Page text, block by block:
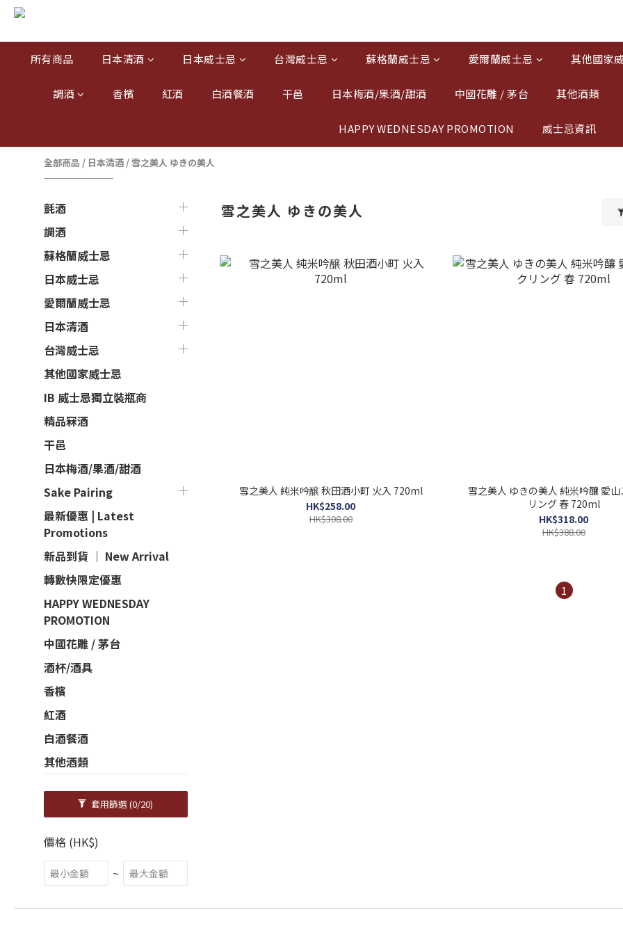
所有商品 日本清酒 日本威士忌 台灣威士忌 蘇格蘭威士忌 愛爾蘭威士忌 其他國家
調酒 香檳 紅酒 白酒餐酒 干邑 日本梅酒/果酒/甜酒 中國花雕 / 茅台 其他酒類
HAPPY WEDNESDAY PROMOTION 威士忌資訊
全部商品 / 日本清酒 /雪之美人 ゆきの美人
氈酒
調酒
蘇格蘭威士忌
日本威士忌
愛爾蘭威士忌
日本清酒
台灣威士忌
其他國家威士忌
IB 威士忌獨立裝瓶商
精品冧酒
干邑
日本梅酒/果酒/甜酒
Sake Pairing
最新優惠 | Latest
Promotions
新品到貨 ｜ New Arrival
轉數快限定優惠
HAPPY WEDNESDAY
PROMOTION
中國花雕 / 茅台
酒杯/酒具
香檳
紅酒
白酒餐酒
其他酒類
套用篩選(0/20)
價格 (HK$)
~
雪之美人 ゆきの美人
雪之美人 純米吟醸 秋田酒小町 火入 720ml
HK$258.00
HK$308.00
雪之美人 ゆきの美人 純米吟釀 愛山
リング 春 720ml
HK$318.00
HK$388.00
1